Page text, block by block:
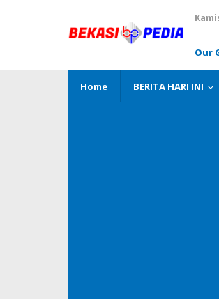
Our
Home BERITA HARI INI